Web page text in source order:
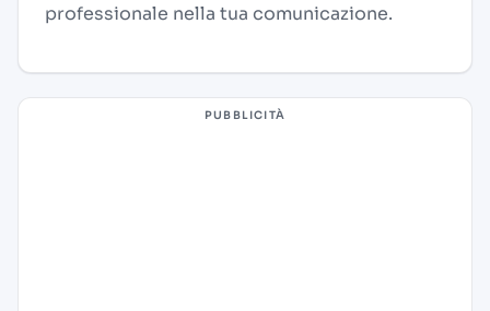
professionale nella tua comunicazione.
PUBBLICITÀ